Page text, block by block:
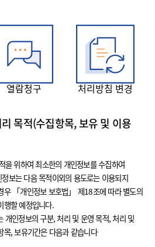
열람청구 처리방침 변경
목적(수집항목, 보유 및 이용
을 위하여 최소한의 개인정보를 수집하여
보는 다음 목적이외의 용도로는 이용되지
우 「개인정보 보호법」 제18조에 따라 별도의
행할 예정입니다.
개인정보의 구분, 처리 및 운영 목적, 처리 및
목, 보유기간은 다음과 같습니다